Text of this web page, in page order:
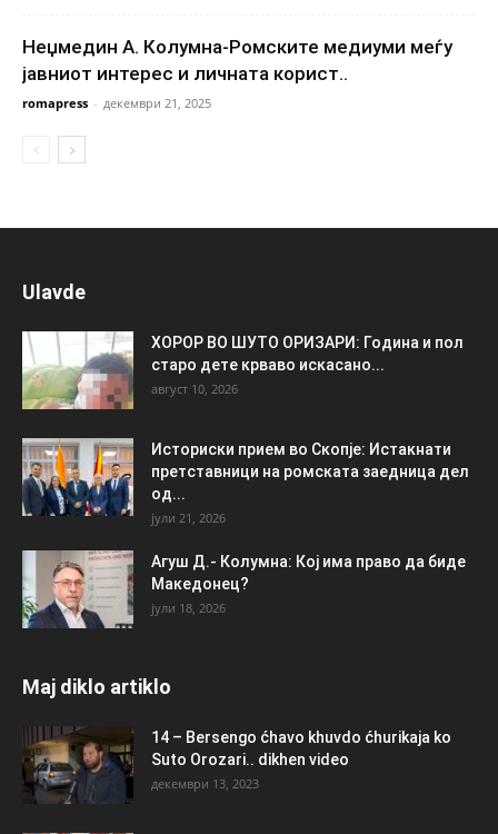
Неџмедин А. Колумна-Ромските медиуми меѓу
јавниот интерес и личната корист..
romapress - декември 21, 2025
Ulavde
ХОРОР ВО ШУТО ОРИЗАРИ: Година и пол
старо дете крваво искасано...
август 10, 2026
Историски прием во Скопје: Истакнати
претставници на ромската заедница дел
од...
јули 21, 2026
Агуш Д.- Колумна: Кој има право да биде
Македонец?
јули 18, 2026
Maj diklo artiklo
14 – Bersengo ćhavo khuvdo ćhurikaja ko
Suto Orozari.. dikhen video
декември 13, 2023